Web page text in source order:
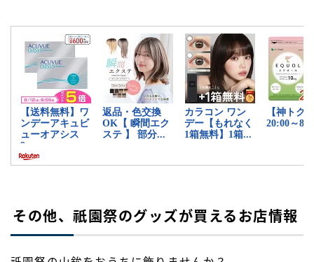
その他、祇園祭のグッズが買えるお店情報